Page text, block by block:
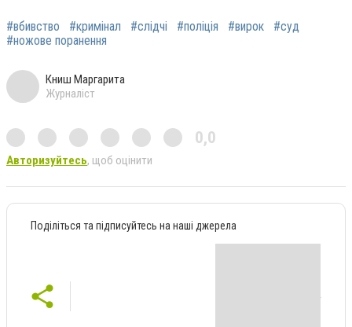
#вбивство #кримінал #слідчі #поліція #вирок
#суд
#ножове поранення
Книш Маргарита
Журналіст
0,0
Авторизуйтесь, щоб оцінити
Поділіться та підписуйтесь на наші джерела